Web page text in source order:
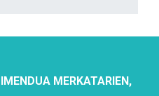
MERKATARIEN,